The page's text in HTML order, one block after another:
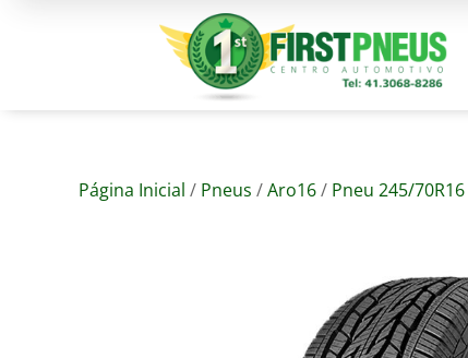
Página Inicial / Pneus /Aro16/ Pneu 245/70R16